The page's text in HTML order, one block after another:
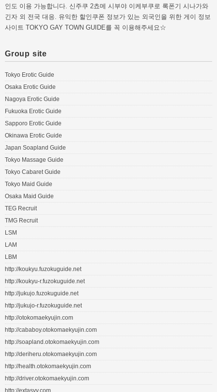
인도 이용 가능합니다. 신주쿠 2쵸메 시부야 이케부쿠로 록폰기 시나가와
긴자 외 전국 대응. 유익한 할인쿠폰 정보가 있는 외국인을 위한 게이 정보
사이트 TOKYO GAY TOWN GUIDE를 꼭 이용해주세요☆
Group site
Tokyo Erotic Guide
Osaka Erotic Guide
Nagoya Erotic Guide
Fukuoka Erotic Guide
Sapporo Erotic Guide
Okinawa Erotic Guide
Japan Soapland Guide
Tokyo Massage Guide
Tokyo Cabaret Guide
Tokyo Maid Guide
Osaka Maid Guide
TEG Recruit
TMG Recruit
LSM
LAM
LBM
http://koukyu.fuzokuguide.net
http://koukyu-r.fuzokuguide.net
http://jukujo.fuzokuguide.net
http://jukujo-r.fuzokuguide.net
http://otokomaekyujin.com
http://cababoy.otokomaekyujin.com
http://soapland.otokomaekyujin.com
http://deriheru.otokomaekyujin.com
http://health.otokomaekyujin.com
http://driver.otokomaekyujin.com